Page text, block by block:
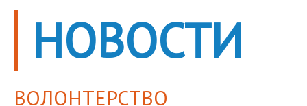
НОВОСТИ
ВОЛОНТЕРСТВО